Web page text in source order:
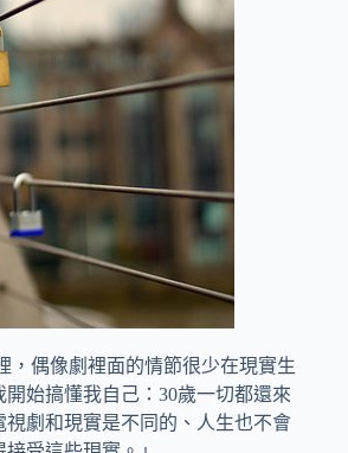
，偶像劇裡面的情節很少在現實生
始搞懂我自己：30歲一切都還來
劇和現實是不同的、人生也不會